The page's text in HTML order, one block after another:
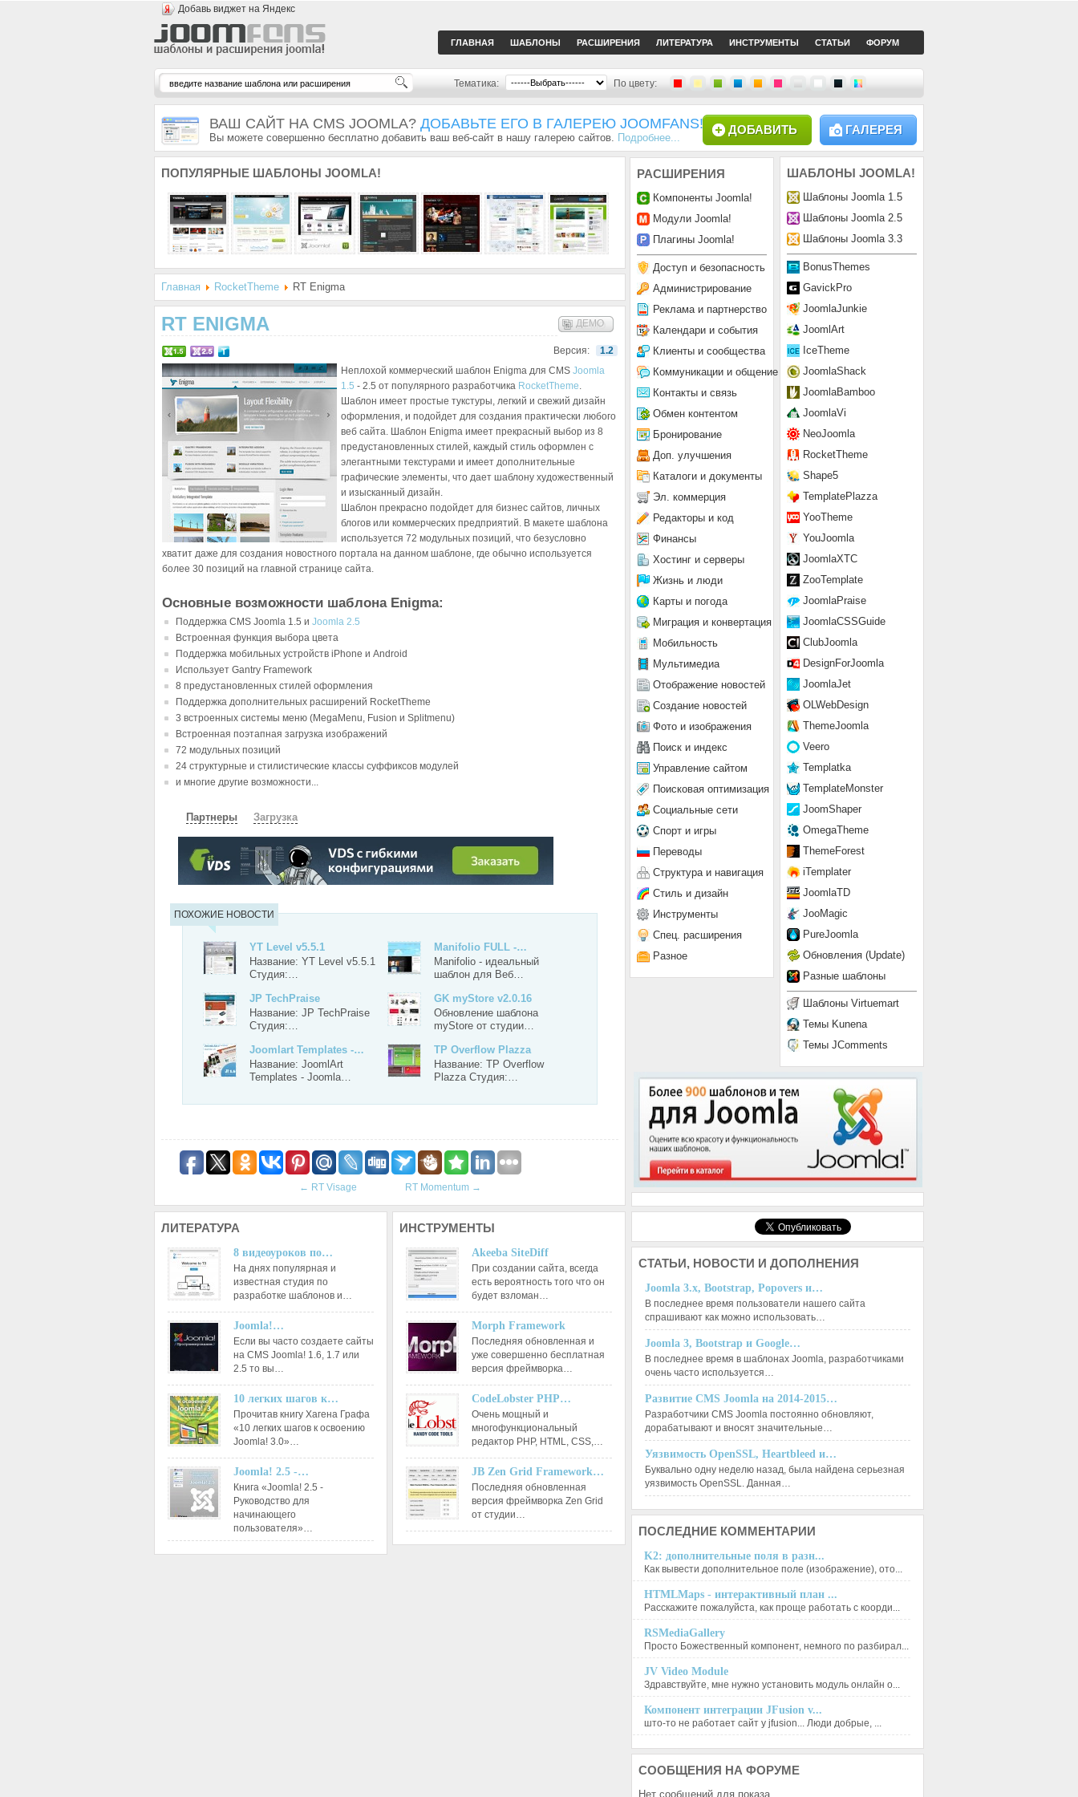
Добавь виджет на Яндекс
ГЛАВНАЯ ШАБЛОНЫ РАСШИРЕНИЯ ЛИТЕРАТУРА ИНСТРУМЕНТЫ СТАТЬИ ФОРУМ
Тематика: По цвету:
ВАШ САЙТ НА CMS JOOMLA? ДОБАВЬТЕ ЕГО В ГАЛЕРЕЮ JOOMFANS!
Вы можете совершенно бесплатно добавить ваш веб-сайт в нашу галерею сайтов. Подробнее...
ГАЛЕРЕЯ
ДОБАВИТЬ
ПОПУЛЯРНЫЕ ШАБЛОНЫ JOOMLA!
Главная RocketTheme RT Enigma
RT ENIGMA ДЕМО
Версия:
1.2
Неплохой коммерческий шаблон Enigma для CMS Joomla
1.5 - 2.5 от популярного разработчика RocketTheme.
Шаблон имеет простые тукстуры, легкий и свежий дизайн
оформления, и подойдет для создания практически любого
веб сайта. Шаблон Enigma имеет прекрасный выбор из 8
предустановленных стилей, каждый стиль оформлен с
элегантными текстурами и имеет дополнительные
графические элементы, что дает шаблону художественный
и изысканный дизайн.
Шаблон прекрасно подойдет для бизнес сайтов, личных
блогов или коммерческих предприятий. В макете шаблона
используется 72 модульных позиций, что безусловно
хватит даже для создания новостного портала на данном шаблоне, где обычно используется
более 30 позиций на главной странице сайта.
Основные возможности шаблона Enigma:
Поддержка CMS Joomla 1.5 и Joomla 2.5
Встроенная функция выбора цвета
Поддержка мобильных устройств iPhone и Android
Использует Gantry Framework
8 предустановленных стилей оформления
Поддержка дополнительных расширений RocketTheme
3 встроенных системы меню (MegaMenu, Fusion и Splitmenu)
Встроенная поэтапная загрузка изображений
72 модульных позиций
24 структурные и стилистические классы суффиксов модулей
и многие другие возможности...
Партнеры Загрузка
СКАЧАТЬ ЗЕРКАЛО
ПОХОЖИЕ НОВОСТИ
YT Level v5.5.1
Название: YT Level v5.5.1
Студия:…
Manifolio FULL -…
Manifolio - идеальный
шаблон для Веб…
JP TechPraise
Название: JP TechPraise
Студия:…
GK myStore v2.0.16
Обновление шаблона
myStore от студии…
Joomlart Templates -…
Название: JoomlArt
Templates - Joomla…
TP Overflow Plazza
Название: TP Overflow
Plazza Студия:…
← RT Visage RT Momentum →
ЛИТЕРАТУРА
8 видеоуроков по…
На днях популярная и
известная студия по
разработке шаблонов и…
Joomla!…
Если вы часто создаете сайты
на CMS Joomla! 1.6, 1.7 или
2.5 то вы…
10 легких шагов к…
Прочитав книгу Хагена Графа
«10 легких шагов к освоению
Joomla! 3.0»…
Joomla! 2.5 -…
Книга «Joomla! 2.5 -
Руководство для
начинающего
пользователя»…
ИНСТРУМЕНТЫ
Akeeba SiteDiff
При создании сайта, всегда
есть вероятность того что он
будет взломан…
Morph Framework
Последняя обновленная и
уже совершенно бесплатная
версия фреймворка…
CodeLobster PHP…
Очень мощный и
многофункциональный
редактор РНР, HTML, CSS,…
JB Zen Grid Framework…
Последняя обновленная
версия фреймворка Zen Grid
от студии…
ШАБЛОНЫ JOOMLA!
Шаблоны Joomla 1.5
Шаблоны Joomla 2.5
Шаблоны Joomla 3.3
BonusThemes
GavickPro
JoomlaJunkie
JoomlArt
IceTheme
JoomlaShack
JoomlaBamboo
JoomlaVi
NeoJoomla
RocketTheme
Shape5
TemplatePlazza
YooTheme
YouJoomla
JoomlaXTC
ZooTemplate
JoomlaPraise
JoomlaCSSGuide
ClubJoomla
DesignForJoomla
JoomlaJet
OLWebDesign
ThemeJoomla
Veero
Templatka
TemplateMonster
JoomShaper
OmegaTheme
ThemeForest
iTemplater
JoomlaTD
JooMagic
PureJoomla
Обновления (Update)
Разные шаблоны
Шаблоны Virtuemart
Темы Kunena
Темы JComments
РАСШИРЕНИЯ
Компоненты Joomla!
Модули Joomla!
Плагины Joomla!
Доступ и безопасность
Администрирование
Реклама и партнерство
Календари и события
Клиенты и сообщества
Коммуникации и общение
Контакты и связь
Обмен контентом
Бронирование
Доп. улучшения
Каталоги и документы
Эл. коммерция
Редакторы и код
Финансы
Хостинг и серверы
Жизнь и люди
Карты и погода
Миграция и конвертация
Мобильность
Мультимедиа
Отображение новостей
Создание новостей
Фото и изображения
Поиск и индекс
Управление сайтом
Поисковая оптимизация
Социальные сети
Спорт и игры
Переводы
Структура и навигация
Стиль и дизайн
Инструменты
Спец. расширения
Разное
СТАТЬИ, НОВОСТИ И ДОПОЛНЕНИЯ
Joomla 3.x, Bootstrap, Popovers и…
В последнее время пользователи нашего сайта
спрашивают как можно использовать…
Joomla 3, Bootstrap и Google…
В последнее время в шаблонах Joomla, разработчиками
очень часто используется…
Развитие CMS Joomla на 2014-2015…
Разработчики CMS Joomla постоянно обновляют,
дорабатывают и вносят значительные…
Уязвимость OpenSSL, Heartbleed и…
Буквально одну неделю назад, была найдена серьезная
уязвимость OpenSSL. Данная…
ПОСЛЕДНИЕ КОММЕНТАРИИ
K2: дополнительные поля в разн...
Как вывести дополнительное поле (изображение), ото...
HTMLMaps - интерактивный план ...
Расскажите пожалуйста, как проще работать с коорди...
RSMediaGallery
Просто Божественный компонент, немного по разбирал...
JV Video Module
Здравствуйте, мне нужно установить модуль онлайн о...
Компонент интеграции JFusion v...
што-то не работает сайт у jfusion... Люди добрые, ...
СООБЩЕНИЯ НА ФОРУМЕ
Нет сообщений для показа